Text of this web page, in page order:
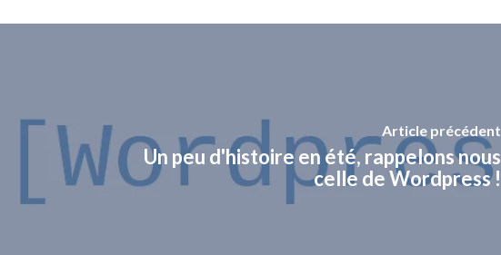
Article précédent
Un peu d'histoire en été, rappelons nous
celle de Wordpress !